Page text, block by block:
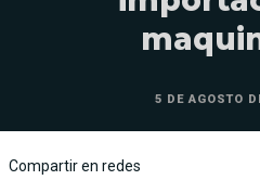
5 DE AGOSTO
Compartir en redes